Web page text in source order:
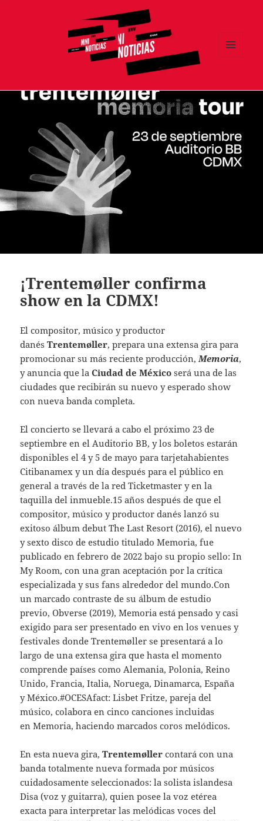
¡Trentemøller confirma
show en la CDMX!
El compositor, músico y productor
danésTrentemøller, prepara una extensa gira para
promocionar su más reciente producción, Memoria,
y anuncia que laCiudad de Méxicoserá una de las
ciudades que recibirán su nuevo y esperado show
con nueva banda completa.
El concierto se llevará a cabo el próximo 23 de
septiembre en el Auditorio BB, y los boletos estarán
disponibles el 4 y 5 de mayo para tarjetahabientes
Citibanamex y un día después para el público en
general a través de la red Ticketmaster y en la
taquilla del inmueble.15 años después de que el
compositor, músico y productor danés lanzó su
exitoso álbum debut The Last Resort (2016), el nuevo
y sexto disco de estudio titulado Memoria, fue
publicado en febrero de 2022 bajo su propio sello: In
My Room, con una gran aceptación por la crítica
especializada y sus fans alrededor del mundo.Con
un marcado contraste de su álbum de estudio
previo, Obverse (2019), Memoria está pensado y casi
exigido para ser presentado en vivo en los venues y
festivales donde Trentemøller se presentará a lo
largo de una extensa gira que hasta el momento
comprende países como Alemania, Polonia, Reino
Unido, Francia, Italia, Noruega, Dinamarca, España
y México.#OCESAfact: Lisbet Fritze, pareja del
músico, colabora en cinco canciones incluidas
en Memoria, haciendo marcados coros melódicos.
En esta nueva gira,Trentemøller contará con una
banda totalmente nueva formada por músicos
cuidadosamente seleccionados: la solista islandesa
Disa (voz y guitarra), quien posee la voz etérea
exacta para interpretar las melódicas voces del